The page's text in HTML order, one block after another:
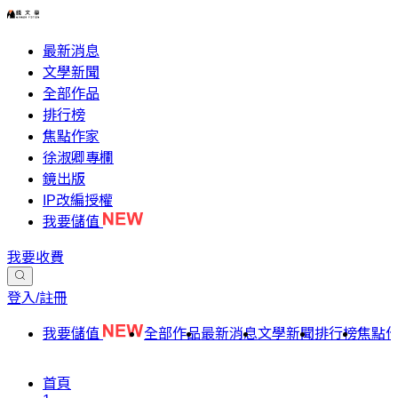
最新消息
文學新聞
全部作品
排行榜
焦點作家
徐淑卿專欄
鏡出版
IP改編授權
我要儲值
我要收費
登入/註冊
我要儲值 全部作品最新消息文學新聞排行榜焦點
首頁